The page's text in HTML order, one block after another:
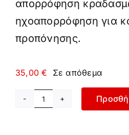
απορρόφηση
ηχοαπορρόφηση για
προπόνησης.
35,00€ Σε απόθεμα
Δάπεδο